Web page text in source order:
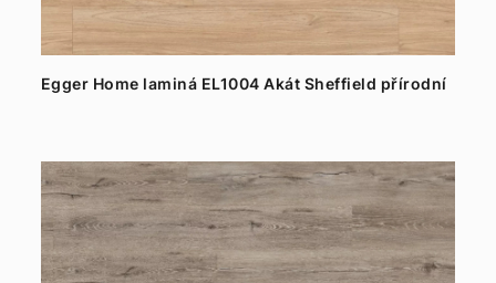
Egger Home laminá EL1004 Akát Sheffield přírodní